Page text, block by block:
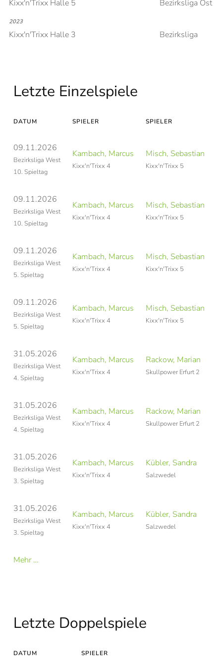
Kixx'n'Trixx Halle 5 Bezirksliga Ost
2023
Kixx'n'Trixx Halle 3 Bezirksliga
Letzte Einzelspiele
DATUM SPIELER SPIELER
09.11.2026
Bezirksliga West
10. Spieltag
Kambach, Marcus
Kixx'n'Trixx 4
Misch, Sebastian
Kixx'n'Trixx 5
09.11.2026
Bezirksliga West
10. Spieltag
Kambach, Marcus
Kixx'n'Trixx 4
Misch, Sebastian
Kixx'n'Trixx 5
09.11.2026
Bezirksliga West
5. Spieltag
Kambach, Marcus
Kixx'n'Trixx 4
Misch, Sebastian
Kixx'n'Trixx 5
09.11.2026
Bezirksliga West
5. Spieltag
Kambach, Marcus
Kixx'n'Trixx 4
Misch, Sebastian
Kixx'n'Trixx 5
31.05.2026
Bezirksliga West
4. Spieltag
Kambach, Marcus
Kixx'n'Trixx 4
Rackow, Marian
Skullpower Erfurt 2
31.05.2026
Bezirksliga West
4. Spieltag
Kambach, Marcus
Kixx'n'Trixx 4
Rackow, Marian
Skullpower Erfurt 2
31.05.2026
Bezirksliga West
3. Spieltag
Kambach, Marcus
Kixx'n'Trixx 4
Kübler, Sandra
Salzwedel
31.05.2026
Bezirksliga West
3. Spieltag
Kambach, Marcus
Kixx'n'Trixx 4
Kübler, Sandra
Salzwedel
Mehr …
Letzte Doppelspiele
DATUM SPIELER